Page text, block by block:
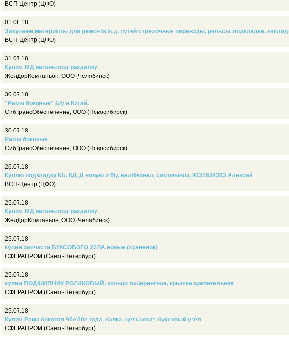
ВСП-Центр (ЦФО)
01.08.18
Закупаем материалы для ремонта ж.д. путей стрелочные переводы, рельсы, подкладки,
ВСП-Центр (ЦФО)
31.07.18
Купим ЖД вагоны под разделку
ЖелДорКомпаньон, ООО (Челябинск)
30.07.18
"Рамы боковые" Б/у и Китай.
СибТрансОбеспечение, ООО (Новосибирск)
30.07.18
Рамы боковые
СибТрансОбеспечение, ООО (Новосибирск)
26.07.18
Куплю подкладку КБ, КД, Д новую и б/у, нал/безнал, самовывоз, 9031634363 Алексей
ВСП-Центр (ЦФО)
25.07.18
Купим ЖД вагоны под разделку
ЖелДорКомпаньон, ООО (Челябинск)
25.07.18
купим запчасти БУКСОВОГО УЗЛА новые (хранение)
СФЕРАПРОМ (Санкт-Петербург)
25.07.18
купим ПОДШИПНИК РОЛИКОВЫЙ, кольцо лабиринтное, крышка крепительная
СФЕРАПРОМ (Санкт-Петербург)
25.07.18
Купим Рама боковая 90е,00е года, балка, цельнокат, буксовый узел
СФЕРАПРОМ (Санкт-Петербург)